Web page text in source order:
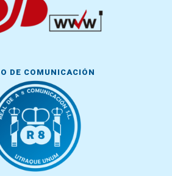
DE COMUNICACIÓN